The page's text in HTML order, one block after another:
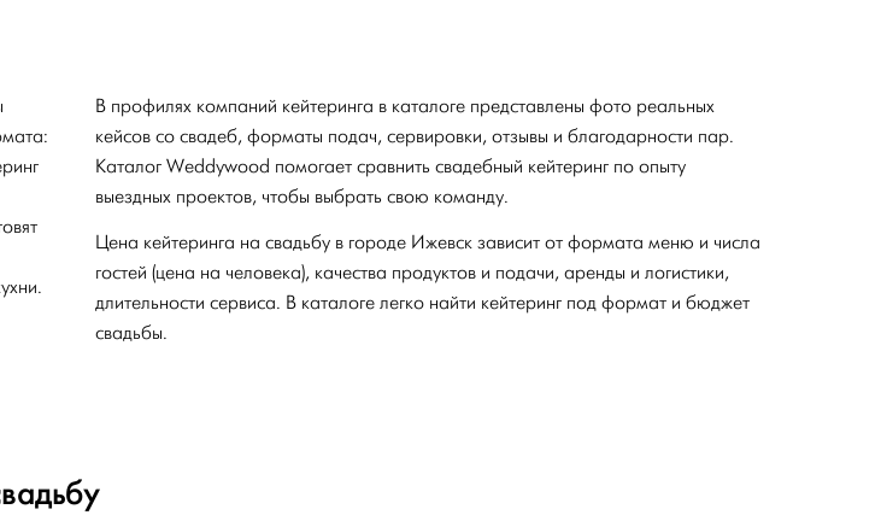
В профилях компаний кейтеринга в каталоге представлены фото реальных
кейсов со свадеб, форматы подач, сервировки, отзывы и благодарности пар.
Каталог Weddywood помогает сравнить свадебный кейтеринг по опыту
выездных проектов, чтобы выбрать свою команду.
Цена кейтеринга на свадьбу в городе Ижевск зависит от формата меню и числа
гостей (цена на человека), качества продуктов и подачи, аренды и логистики,
длительности сервиса. В каталоге легко найти кейтеринг под формат и бюджет
свадьбы.